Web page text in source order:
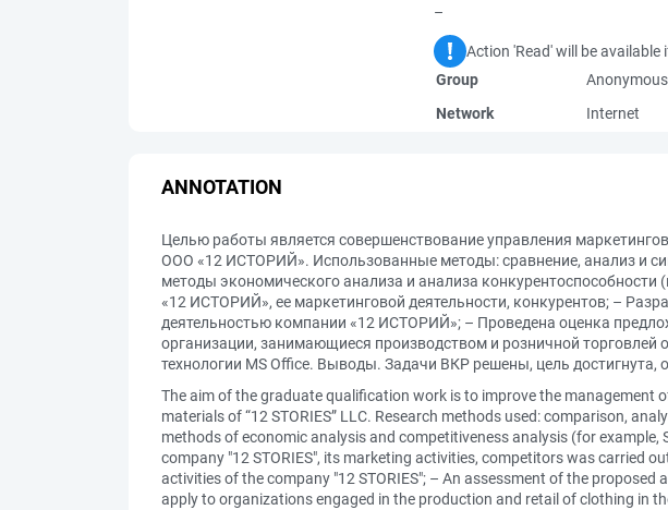
–
Action 'Read' will be
Group
Anonymous
Network
Internet
ANNOTATION
Целью работы является совершенствование управления
ООО «12 ИСТОРИЙ». Использованные методы: сравнение, анализ и
методы экономического анализа и анализа
«12 ИСТОРИЙ», ее маркетинговой деятельности, конкурентов; –
деятельностью компании «12 ИСТОРИЙ»; – Проведена оценка
организации, занимающиеся производством и розничной
технологии MS Office. Выводы. Задачи ВКР решены, цель достигнута,
The aim of the graduate qualification work is to improve the management
materials of “12 STORIES” LLC. Research methods used: comparison,
methods of economic analysis and competitiveness analysis (for
company "12 STORIES", its marketing activities, competitors was carried
activities of the company "12 STORIES"; – An assessment of the
apply to organizations engaged in the production and retail of clothing in